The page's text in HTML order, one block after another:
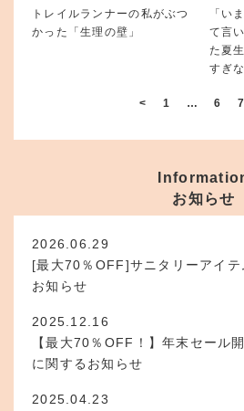
トレイルランナーの私がぶつ
かった「生理の壁」
「い
て言
た夏
すぎ
< 1 … 6 7
お知らせ
2026.06.29
[最大70％OFF]サニタリーアイテ
お知らせ
2025.12.16
【最大70％OFF！】年末セール
に関するお知らせ
2025.04.23